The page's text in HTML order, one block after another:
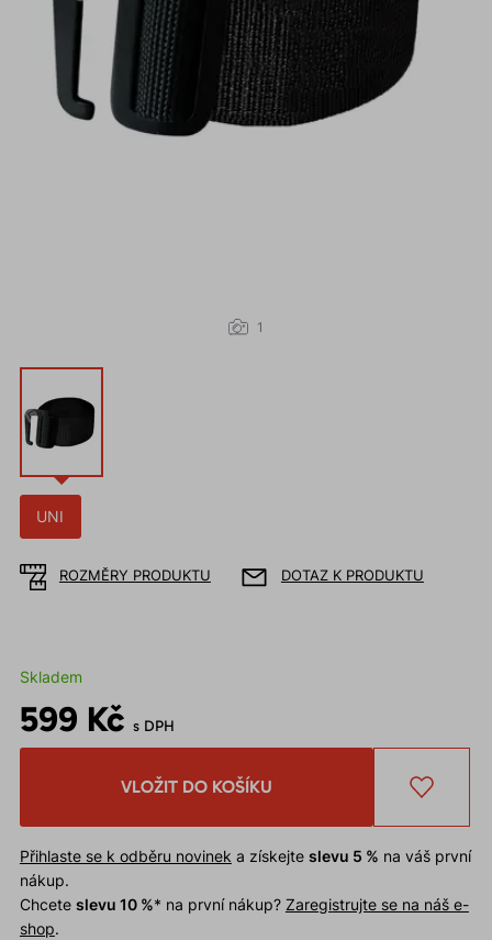
1
UNI
ROZMĚRY PRODUKTU DOTAZ K PRODUKTU
Skladem
599 Kč s DPH
VLOŽIT DO KOŠÍKU
Přihlaste se k odběru novinek a získejte slevu 5 % na váš první
nákup.
Chcete slevu 10 %* na první nákup? Zaregistrujte se na náš e-
shop.